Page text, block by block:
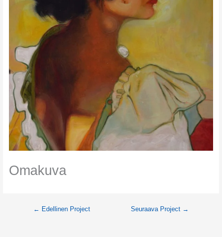
Omakuva
← Edellinen Project Seuraava Project →